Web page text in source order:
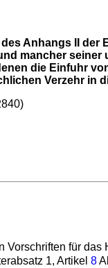
Anhangs II der
mancher seiner
die Einfuhr
Verzehr in
für
1, Artikel 8